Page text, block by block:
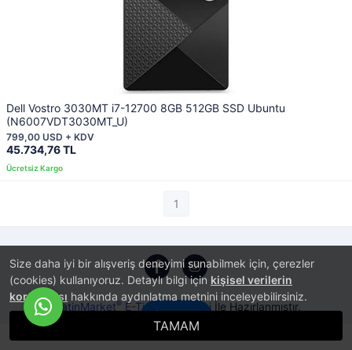
Size daha iyi bir alışveriş deneyimi sunabilmek için, çerezler
(cookies) kullanıyoruz. Detaylı bilgi için kişisel verilerin
korunması hakkında aydınlatma metnini inceleyebilirsiniz.
TAMAM
Dell Vostro 3030MT i7-12700 8GB 512GB SSD Ubuntu
(N6007VDT3030MT_U)
45.734,76 TL
799,00 USD + KDV
1
İletişim
PlatinMarket® E-Ticaret Sistemiİle Hazırlanmıştır.